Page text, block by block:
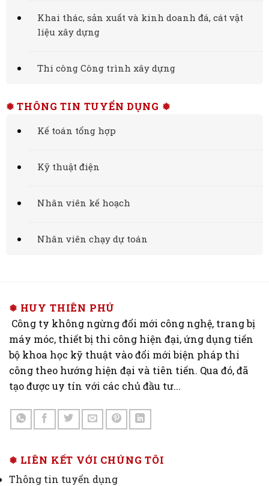
Khai thác, sản xuất và kinh doanh đá, cát vật
liệu xây dựng
Thi công Công trình xây dựng
❅ THÔNG TIN TUYỂN DỤNG ❅
Kế toán tổng hợp
Kỹ thuật điện
Nhân viên kế hoạch
Nhân viên chạy dự toán
❅ HUY THIÊN PHÚ
Công ty không ngừng đổi mới công nghệ, trang bị
máy móc, thiết bị thi công hiện đại, ứng dụng tiến
bộ khoa học kỹ thuật vào đổi mới biện pháp thi
công theo hướng hiện đại và tiên tiến. Qua đó, đã
tạo được uy tín với các chủ đầu tư...
❅ LIÊN KẾT VỚI CHÚNG TÔI
Thông tin tuyển dụng